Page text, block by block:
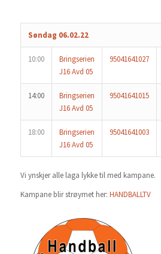
Søndag 06.02.22
10:00
Bringserien
J16 Avd 05
95041641027
14:00
Bringserien
J16 Avd 05
95041641015
18:00
Bringserien
J16 Avd 05
95041641003
Vi ynskjer alle laga lykke til med kampane.
Kampane blir strøymet her: HANDBALLTV